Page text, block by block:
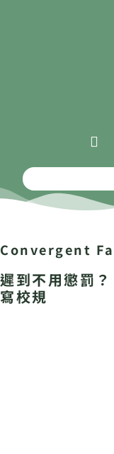
Convergent
遲到不用懲罰
寫校規